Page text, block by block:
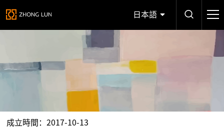
日本語
成立時間：2017-10-13